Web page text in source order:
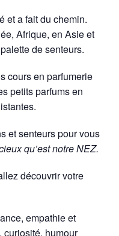
et a fait du chemin.
Afrique, en Asie et
de senteurs.
cours en parfumerie
petits parfums en
et senteurs pour vous
qu’est notre NEZ.
découvrir votre
empathie et
curiosité, humour